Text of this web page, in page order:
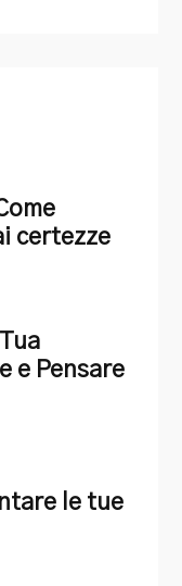
certezze
e Pensare
le tue